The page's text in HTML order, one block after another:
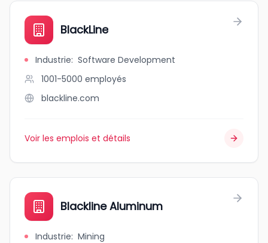
BlackLine
Industrie: Software Development
1001-5000 employés
blackline.com
Voir les emplois et détails
Blackline Aluminum
Industrie: Mining